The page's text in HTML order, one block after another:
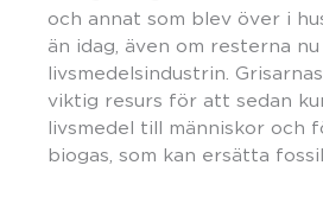
och annat som blev över i
än idag, även om resterna
livsmedelsindustrin.
viktig resurs för att sedan
livsmedel till människor och
biogas, som kan ersätta